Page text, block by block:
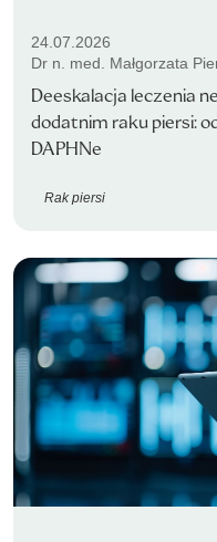
24.07.2026
Dr n. med. Małgorzata
Deeskalacja leczenia
dodatnim raku piersi:
DAPHNe
Rak piersi